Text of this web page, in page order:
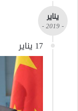
يناير
- 2019 -
17 يناير